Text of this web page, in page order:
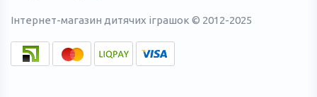
Інтернет-магазин дитячих іграшок © 2012-2025